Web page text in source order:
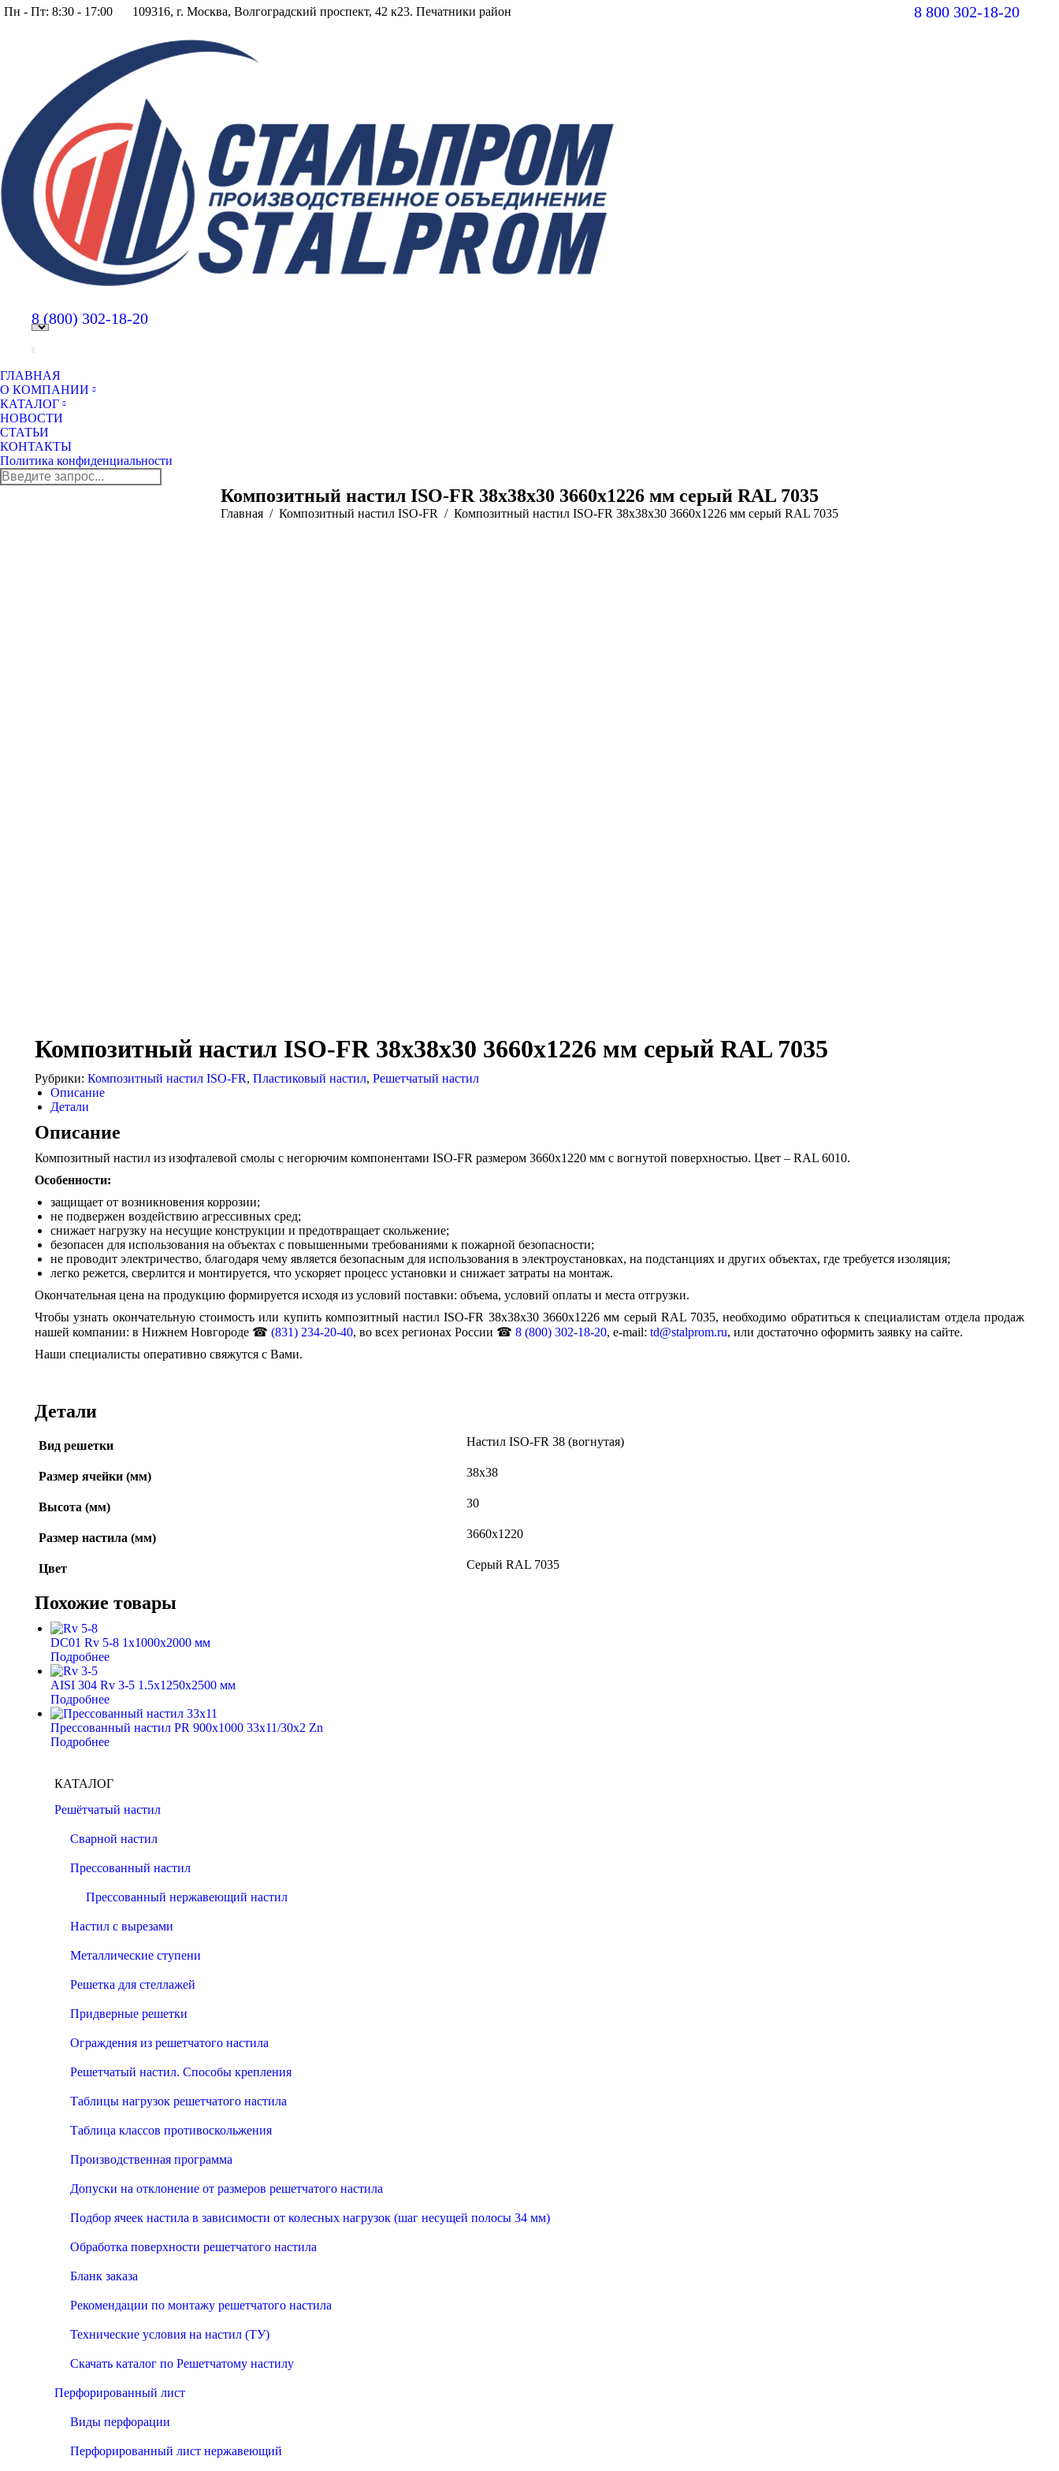
Пн - Пт: 8:30 - 17:00 109316, г. Москва, Волгоградский проспект, 42 к23. Печатники район 8 800 302-18-20
8 (800) 302-18-20
ГЛАВНАЯ
О КОМПАНИИ
КАТАЛОГ
НОВОСТИ
СТАТЬИ
КОНТАКТЫ
Политика конфиденциальности
Поиск:
Композитный настил ISO-FR 38х38х30 3660х1226 мм серый RAL 7035
Главная Композитный настил ISO-FR Композитный настил ISO-FR 38х38х30 3660х1226 мм серый RAL 7035
Композитный настил ISO-FR 38х38х30 3660х1226 мм серый RAL 7035
Рубрики: Композитный настил ISO-FR, Пластиковый настил, Решетчатый настил
Описание
Детали
Описание
Композитный настил из изофталевой смолы с негорючим компонентами ISO-FR размером 3660х1220 мм с вогнутой поверхностью. Цвет – RAL 6010.
Особенности:
защищает от возникновения коррозии;
не подвержен воздействию агрессивных сред;
снижает нагрузку на несущие конструкции и предотвращает скольжение;
безопасен для использования на объектах с повышенными требованиями к пожарной безопасности;
не проводит электричество, благодаря чему является безопасным для использования в электроустановках, на подстанциях и других объектах, где требуется изоляция;
легко режется, сверлится и монтируется, что ускоряет процесс установки и снижает затраты на монтаж.
Окончательная цена на продукцию формируется исходя из условий поставки: объема, условий оплаты и места отгрузки.
Чтобы узнать окончательную стоимость или купить композитный настил ISO-FR 38х38х30 3660х1226 мм серый RAL 7035, необходимо обратиться к специалистам отдела продаж
нашей компании: в Нижнем Новгороде ☎ (831) 234-20-40, во всех регионах России ☎ 8 (800) 302-18-20, e-mail: td@stalprom.ru, или достаточно оформить заявку на сайте.
Наши специалисты оперативно свяжутся с Вами.
Детали
Вид решетки Настил ISO-FR 38 (вогнутая)
Размер ячейки (мм) 38х38
Высота (мм) 30
Размер настила (мм) 3660х1220
Цвет Серый RAL 7035
Похожие товары
DC01 Rv 5-8 1x1000x2000 мм
Подробнее
AISI 304 Rv 3-5 1.5x1250x2500 мм
Подробнее
Прессованный настил PR 900х1000 33х11/30х2 Zn
Подробнее
КАТАЛОГ
Решётчатый настил
Сварной настил
Прессованный настил
Прессованный нержавеющий настил
Настил с вырезами
Металлические ступени
Решетка для стеллажей
Придверные решетки
Ограждения из решетчатого настила
Решетчатый настил. Способы крепления
Таблицы нагрузок решетчатого настила
Таблица классов противоскольжения
Производственная программа
Допуски на отклонение от размеров решетчатого настила
Подбор ячеек настила в зависимости от колесных нагрузок (шаг несущей полосы 34 мм)
Обработка поверхности решетчатого настила
Бланк заказа
Рекомендации по монтажу решетчатого настила
Технические условия на настил (ТУ)
Скачать каталог по Решетчатому настилу
Перфорированный лист
Виды перфорации
Перфорированный лист нержавеющий